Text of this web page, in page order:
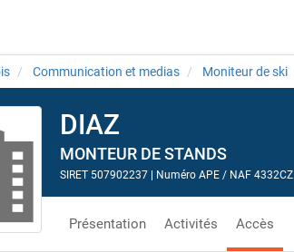
Communication et medias Moniteur de ski
DIAZ
MONTEUR DE STANDS
SIRET 507902237 Numéro APE / NAF 4332CZ
Présentation Activités Accès